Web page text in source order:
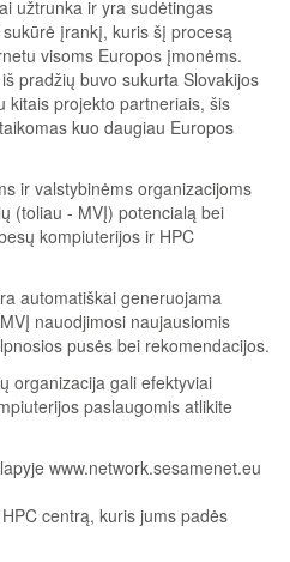
užtrunka ir yra sudėtingas
įrankį, kuris šį procesą
visoms Europos įmonėms.
pradžių buvo sukurta Slovakijos
kitais projekto partneriais, šis
kuo daugiau Europos
ir valstybinėms organizacijoms
(toliau - MVĮ) potencialą bei
kompiuterijos ir HPC
automatiškai generuojama
nauodjimosi naujausiomis
pusės bei rekomendacijos.
organizacija gali efektyviai
paslaugomis atlikite
www.network.sesamenet.eu
centrą, kuris jums padės